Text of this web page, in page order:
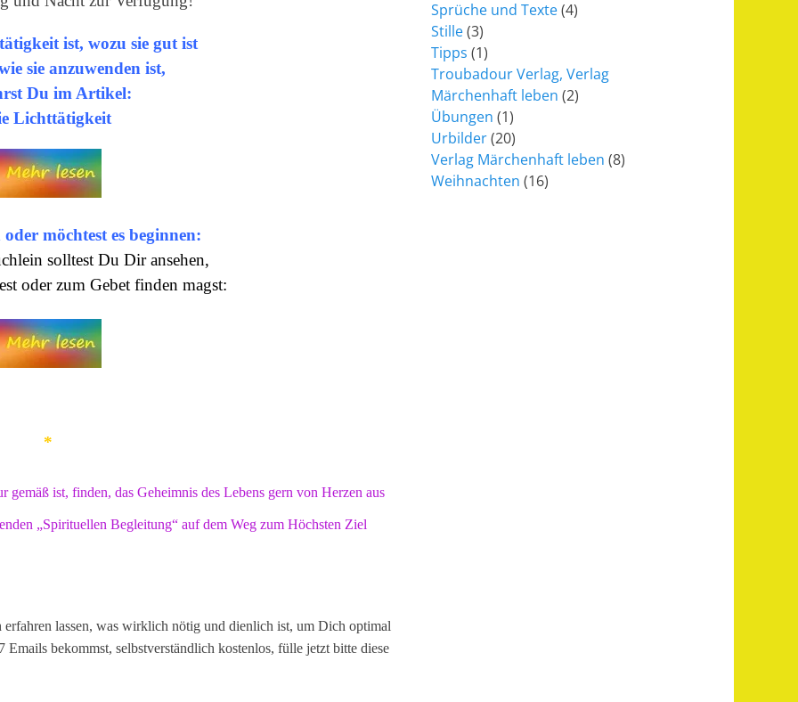
ist, wozu sie gut ist
sie anzuwenden ist,
Du im Artikel:
Lichttätigkeit
möchtest es beginnen:
solltest Du Dir ansehen,
oder zum Gebet finden magst:
*
ist, finden, das Geheimnis des Lebens gern von Herzen aus
„Spirituellen Begleitung“ auf dem Weg zum Höchsten Ziel
lassen, was wirklich nötig und dienlich ist, um Dich optimal
bekommst, selbstverständlich kostenlos, fülle jetzt bitte diese
Sprüche und Texte(4)
Stille(3)
Tipps (1)
Troubadour Verlag, Verlag
Märchenhaft leben (2)
Übungen (1)
Urbilder(20)
Verlag Märchenhaft leben (8)
Weihnachten (16)